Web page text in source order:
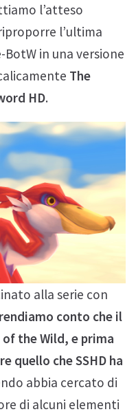
l’atteso
l’ultima
in una versione
The
HD.
alla serie con
conto che il
the Wild, e prima
quello che SSHD ha
abbia cercato di
di alcuni elementi